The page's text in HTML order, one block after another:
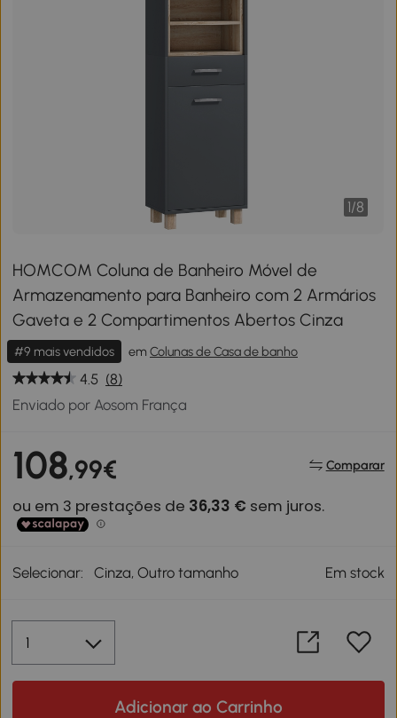
1/8
HOMCOM Coluna de Banheiro Móvel de
Armazenamento para Banheiro com 2 Armários
Gaveta e 2 Compartimentos Abertos Cinza
#9 mais vendidos em Colunas de Casa de banho
4.5 (8)
Enviado por Aosom França
108,99€ Comparar
Selecionar: Cinza, Outro tamanho Em stock
Adicionar ao Carrinho